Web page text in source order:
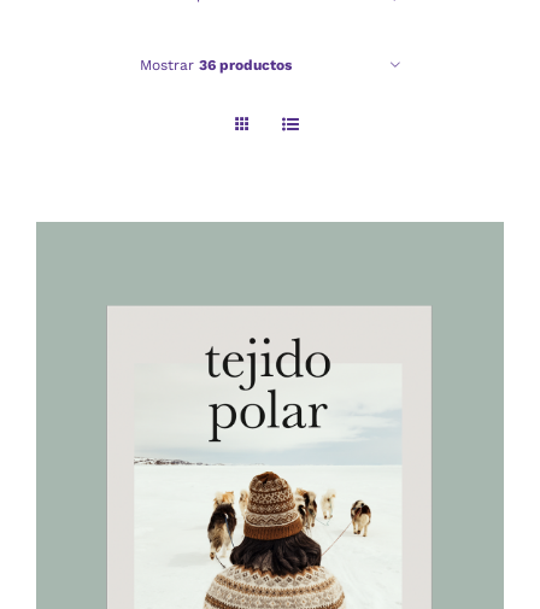
Mostrar 36 productos
AÑADIR AL CARRITO
/